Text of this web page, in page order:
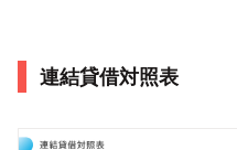
連結貸借対照表